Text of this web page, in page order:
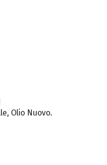
Olio Nuovo.